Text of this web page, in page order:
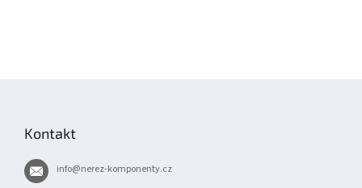
Kontakt
info@nerez-komponenty.cz